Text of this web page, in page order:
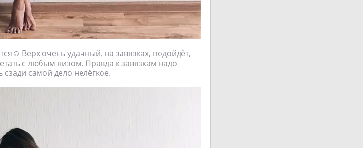
Верх очень удачный, на завязках, подойдёт,
с любым низом. Правда к завязкам надо
сзади самой дело нелёгкое.